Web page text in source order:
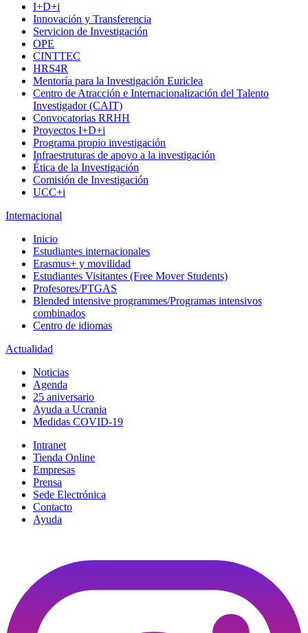
I+D+i
Innovación y Transferencia
Servicion de Investigación
OPE
CINTTEC
HRS4R
Mentoría para la Investigación Euriclea
Centro de Atracción e Internacionalización del Talento
Investigador (CAIT)
Convocatorias RRHH
Proyectos I+D+i
Programa propio investigación
Infraestruturas de apoyo a la investigación
Ética de la Investigación
Comisión de Investigación
UCC+i
Internacional
Inicio
Estudiantes internacionales
Erasmus+ y movilidad
Estudiantes Visitantes (Free Mover Students)
Profesores/PTGAS
Blended intensive programmes/Programas intensivos
combinados
Centro de idiomas
Actualidad
Noticias
Agenda
25 aniversario
Ayuda a Ucrania
Medidas COVID-19
Intranet
Tienda Online
Empresas
Prensa
Sede Electrónica
Contacto
Ayuda